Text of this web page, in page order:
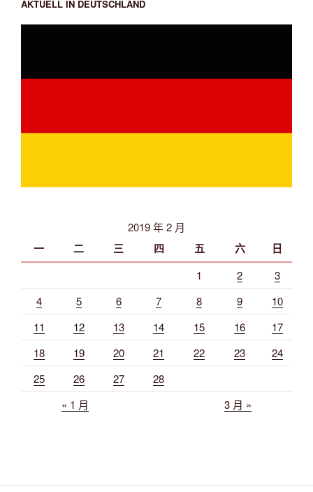
AKTUELL IN DEUTSCHLAND
2019 年 2 月
一 二 三 四 五 六 日
1 2
3
4
5 6 7 8 9
10
11
12 13 14 15 16
17
18
19 20 21 22 23
24
25
26 27
28
« 1 月
3 月 »